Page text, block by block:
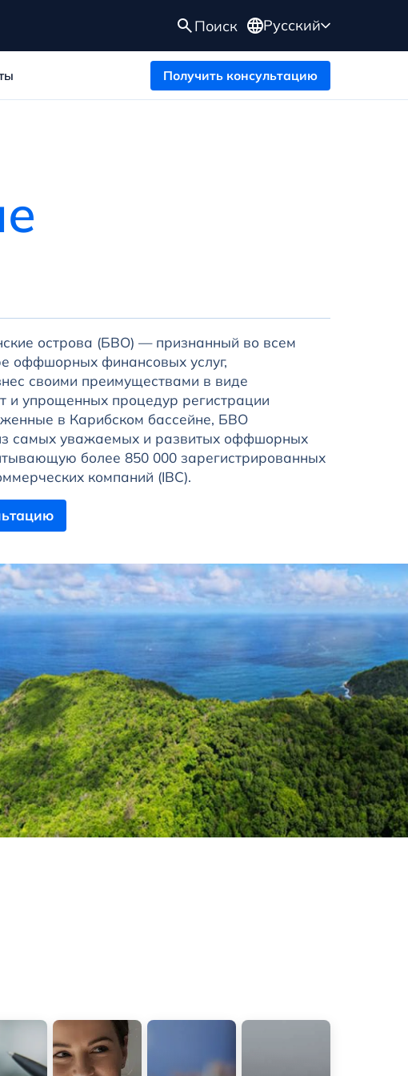
Поиск Русский
Получить консультацию
острова (БВО) — признанный во всем
оффшорных финансовых услуг,
своими преимуществами в виде
и упрощенных процедур регистрации
в Карибском бассейне, БВО
самых уважаемых и развитых оффшорных
более 850 000 зарегистрированных
компаний (IBC).